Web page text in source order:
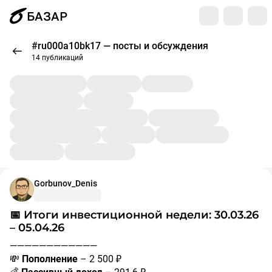
БАЗАР
#ru000a10bk17 — посты и обсуждения
14 публикаций
Gorbunov_Denis
– 05.04.26
————————————
💸 Пополнение – 2 500 ₽